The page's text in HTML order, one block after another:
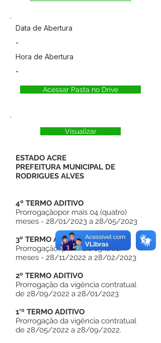
Data de Abertura
-
Hora de Abertura
-
Acessar Pasta no Drive
Visualizar
ESTADO ACRE
PREFEITURA MUNICIPAL DE
RODRIGUES ALVES
4º TERMO ADITIVO
Prorrogaçãopor mais 04 (quatro)
meses - 28/01/2023 a 28/05/2023
3º TERMO ADITIVO
Prorrogação por mais 03 (três)
meses - 28/11/2022 a 28/02/2023
2º TERMO ADITIVO
Prorrogação da vigência contratual
de 28/09/2022 a 28/01/2023
1’º TERMO ADITIVO
Prorrogação da vigência contratual
de 28/05/2022 a 28/09/2022.